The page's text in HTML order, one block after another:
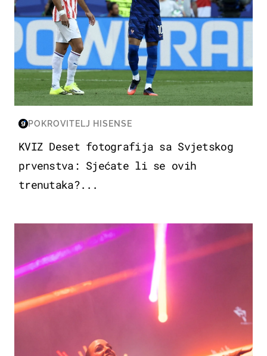
POKROVITELJ HISENSE
KVIZ Deset fotografija sa Svjetskog
prvenstva: Sjećate li se ovih
trenutaka?...
KULTURA & ZABAVA